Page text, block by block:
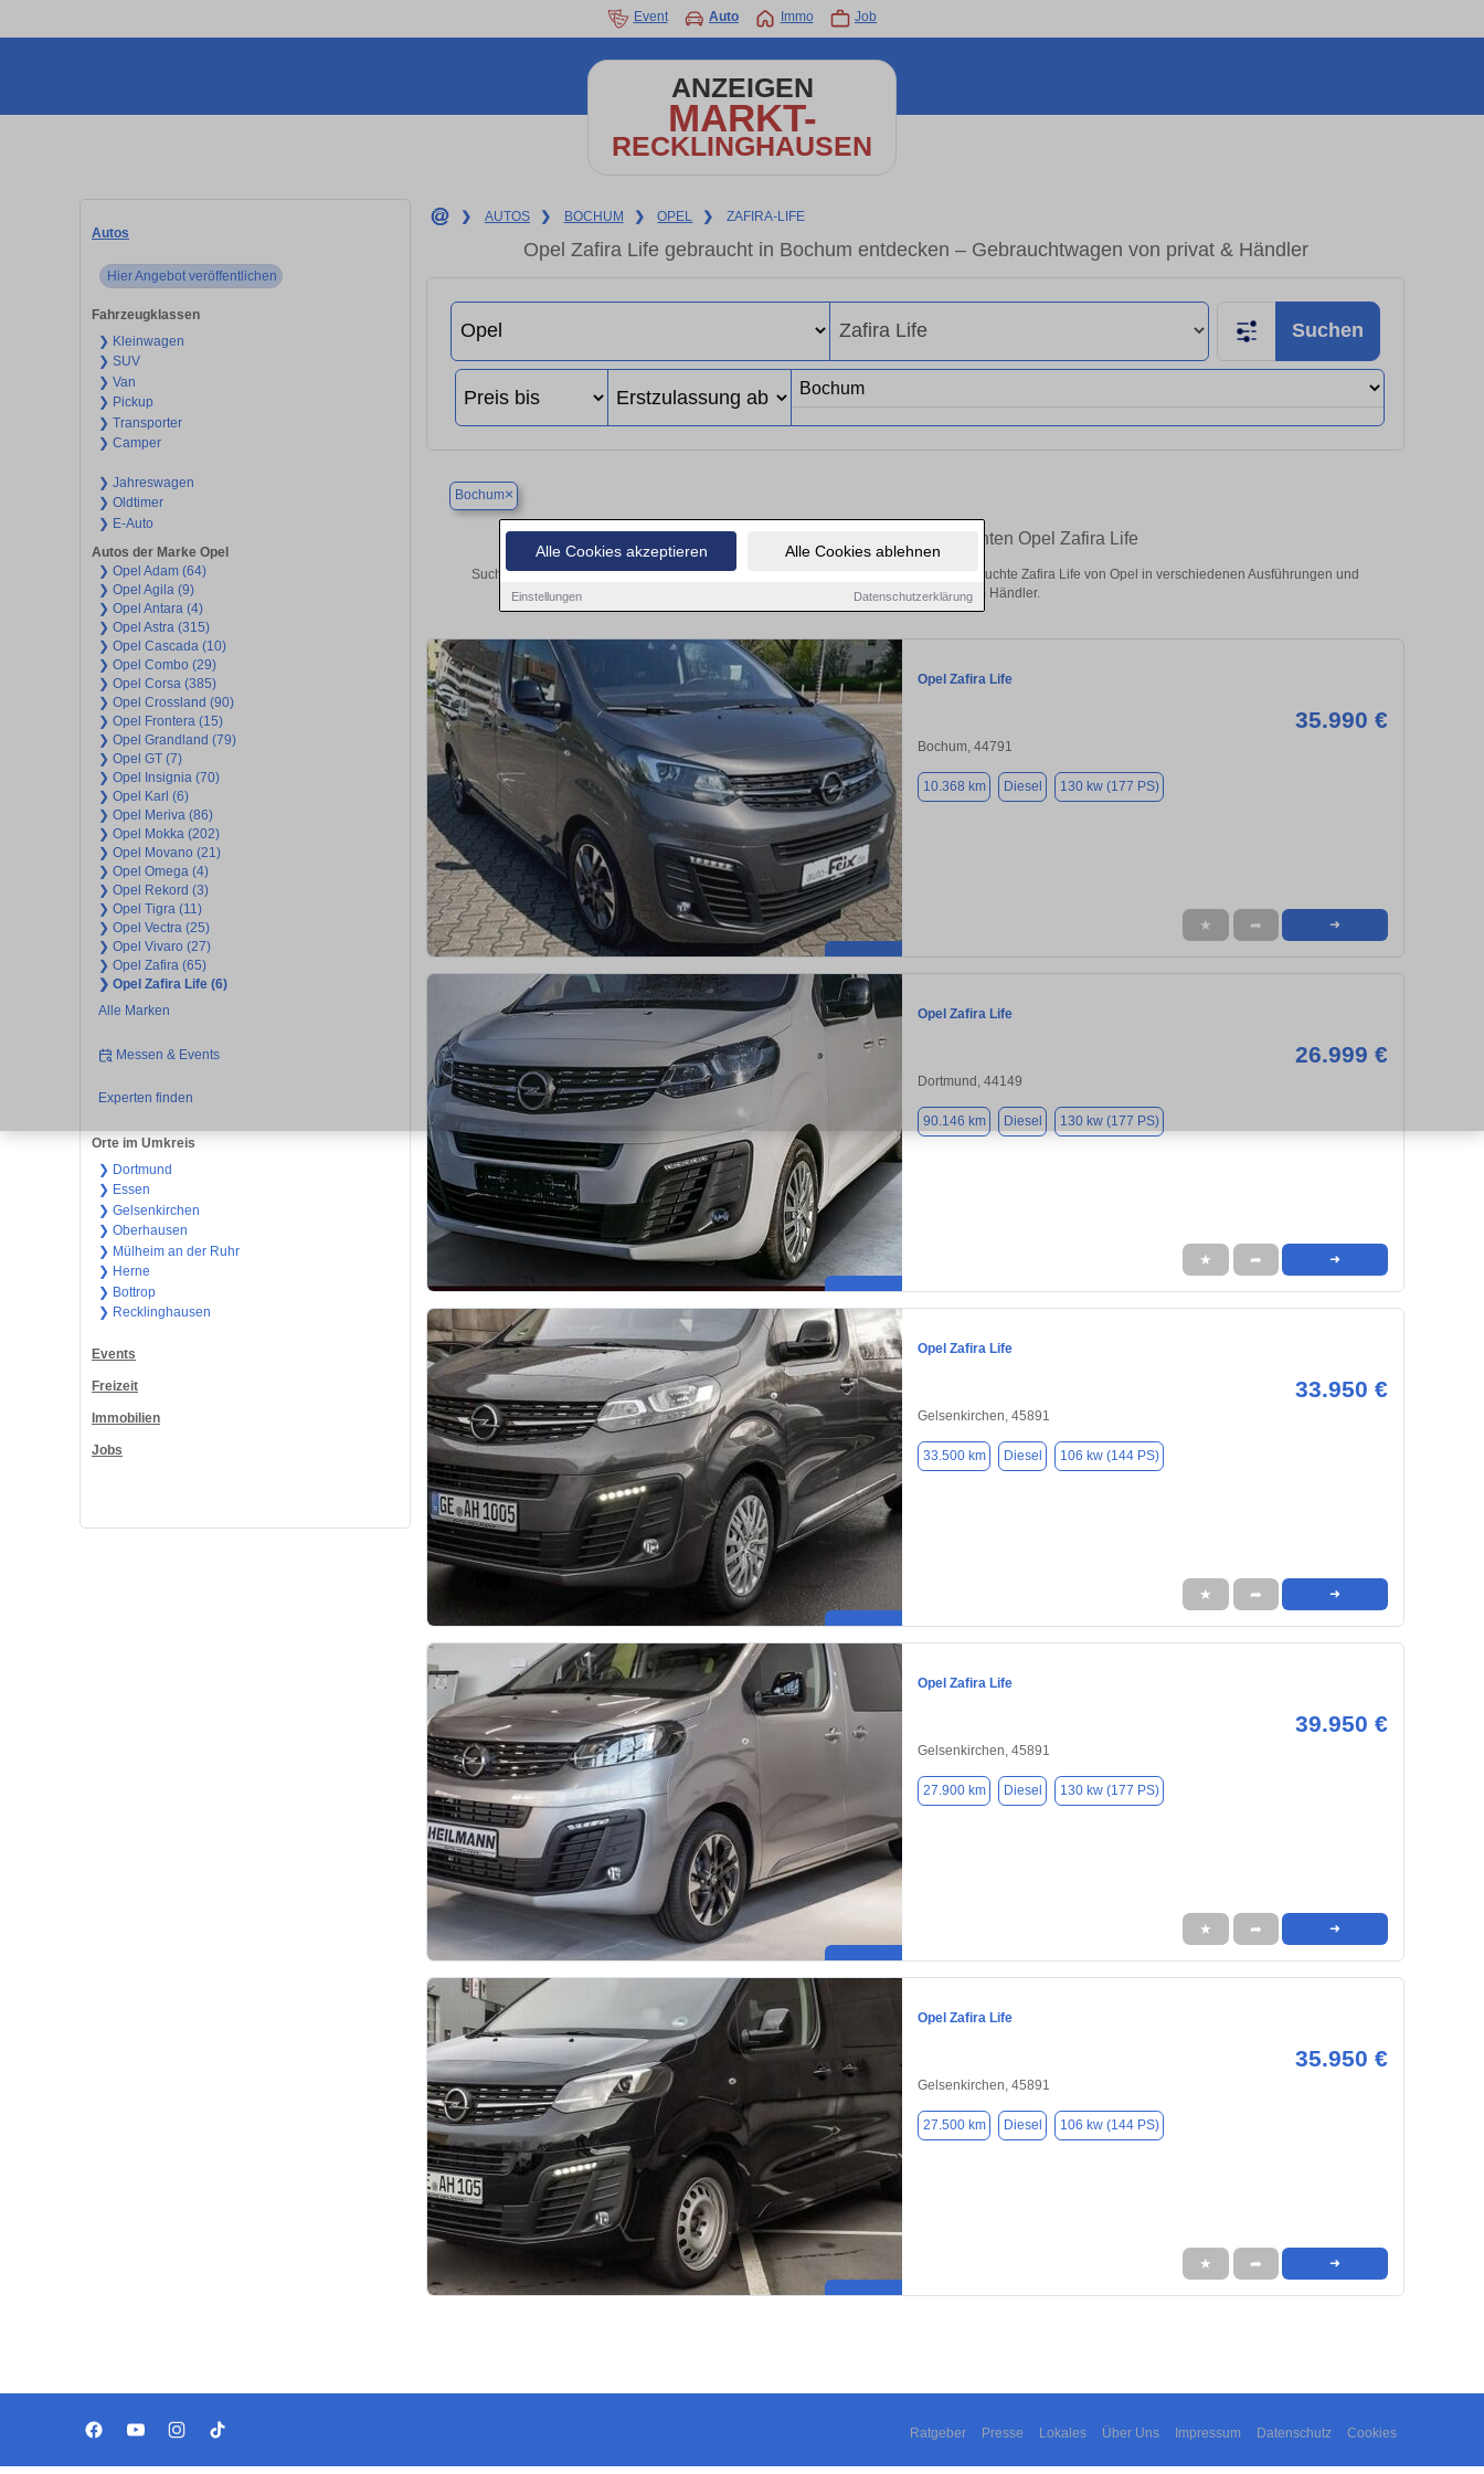
Alle Cookies akzeptieren Alle Cookies ablehnen
Einstellungen Datenschutzerklärung
Event Auto Immo Job
ANZEIGEN
MARKT-
RECKLINGHAUSEN
Autos
Hier Angebot veröffentlichen
Fahrzeugklassen
❯ Kleinwagen
❯ SUV
❯ Van
❯ Pickup
❯ Transporter
❯ Camper
❯ Jahreswagen
❯ Oldtimer
❯ E-Auto
Autos der Marke Opel
❯ Opel Adam (64)
❯ Opel Agila (9)
❯ Opel Antara (4)
❯ Opel Astra (315)
❯ Opel Cascada (10)
❯ Opel Combo (29)
❯ Opel Corsa (385)
❯ Opel Crossland (90)
❯ Opel Frontera (15)
❯ Opel Grandland (79)
❯ Opel GT (7)
❯ Opel Insignia (70)
❯ Opel Karl (6)
❯ Opel Meriva (86)
❯ Opel Mokka (202)
❯ Opel Movano (21)
❯ Opel Omega (4)
❯ Opel Rekord (3)
❯ Opel Tigra (11)
❯ Opel Vectra (25)
❯ Opel Vivaro (27)
❯ Opel Zafira (65)
❯ Opel Zafira Life (6)
Alle Marken
Messen & Events
Experten finden
Orte im Umkreis
❯ Dortmund
❯ Essen
❯ Gelsenkirchen
❯ Oberhausen
❯ Mülheim an der Ruhr
❯ Herne
❯ Bottrop
❯ Recklinghausen
Events
Freizeit
Immobilien
Jobs
❯ AUTOS ❯ BOCHUM ❯ OPEL ❯ ZAFIRA-LIFE
Opel Zafira Life gebraucht in Bochum entdecken – Gebrauchtwagen von privat & Händler
Suchen
Bochum×
Finden Sie in Bochum Ihren gebrauchten Opel Zafira Life
Suchen Sie in Bochum einen Opel Zafira Life Gebrauchtwagen? Entdecken Sie gebrauchte Zafira Life von Opel in verschiedenen Ausführungen und
Preisklassen von privat und vom Händler.
Opel Zafira Life
35.990 €
Bochum, 44791
10.368 km Diesel 130 kw (177 PS)
★ ➦ ➜
Opel Zafira Life
26.999 €
Dortmund, 44149
90.146 km Diesel 130 kw (177 PS)
★ ➦ ➜
Opel Zafira Life
33.950 €
Gelsenkirchen, 45891
33.500 km Diesel 106 kw (144 PS)
★ ➦ ➜
Opel Zafira Life
39.950 €
Gelsenkirchen, 45891
27.900 km Diesel 130 kw (177 PS)
★ ➦ ➜
Opel Zafira Life
35.950 €
Gelsenkirchen, 45891
27.500 km Diesel 106 kw (144 PS)
★ ➦ ➜
Ratgeber Presse Lokales Über Uns Impressum Datenschutz Cookies